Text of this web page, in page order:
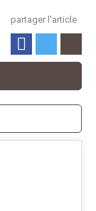
partager l'article